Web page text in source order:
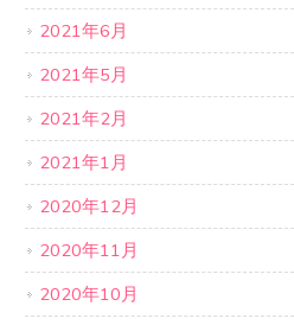
2021年6月
2021年5月
2021年2月
2021年1月
2020年12月
2020年11月
2020年10月